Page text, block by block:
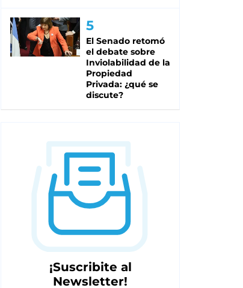
El Senado retomó
el debate sobre
Inviolabilidad de la
Propiedad
Privada: ¿qué se
discute?
¡Suscribite al
Newsletter!